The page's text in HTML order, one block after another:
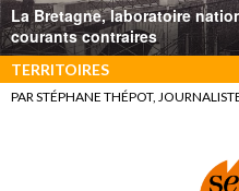
La Bretagne, laboratoire
courants contraires
TERRITOIRES
PAR STÉPHANE THÉPOT,